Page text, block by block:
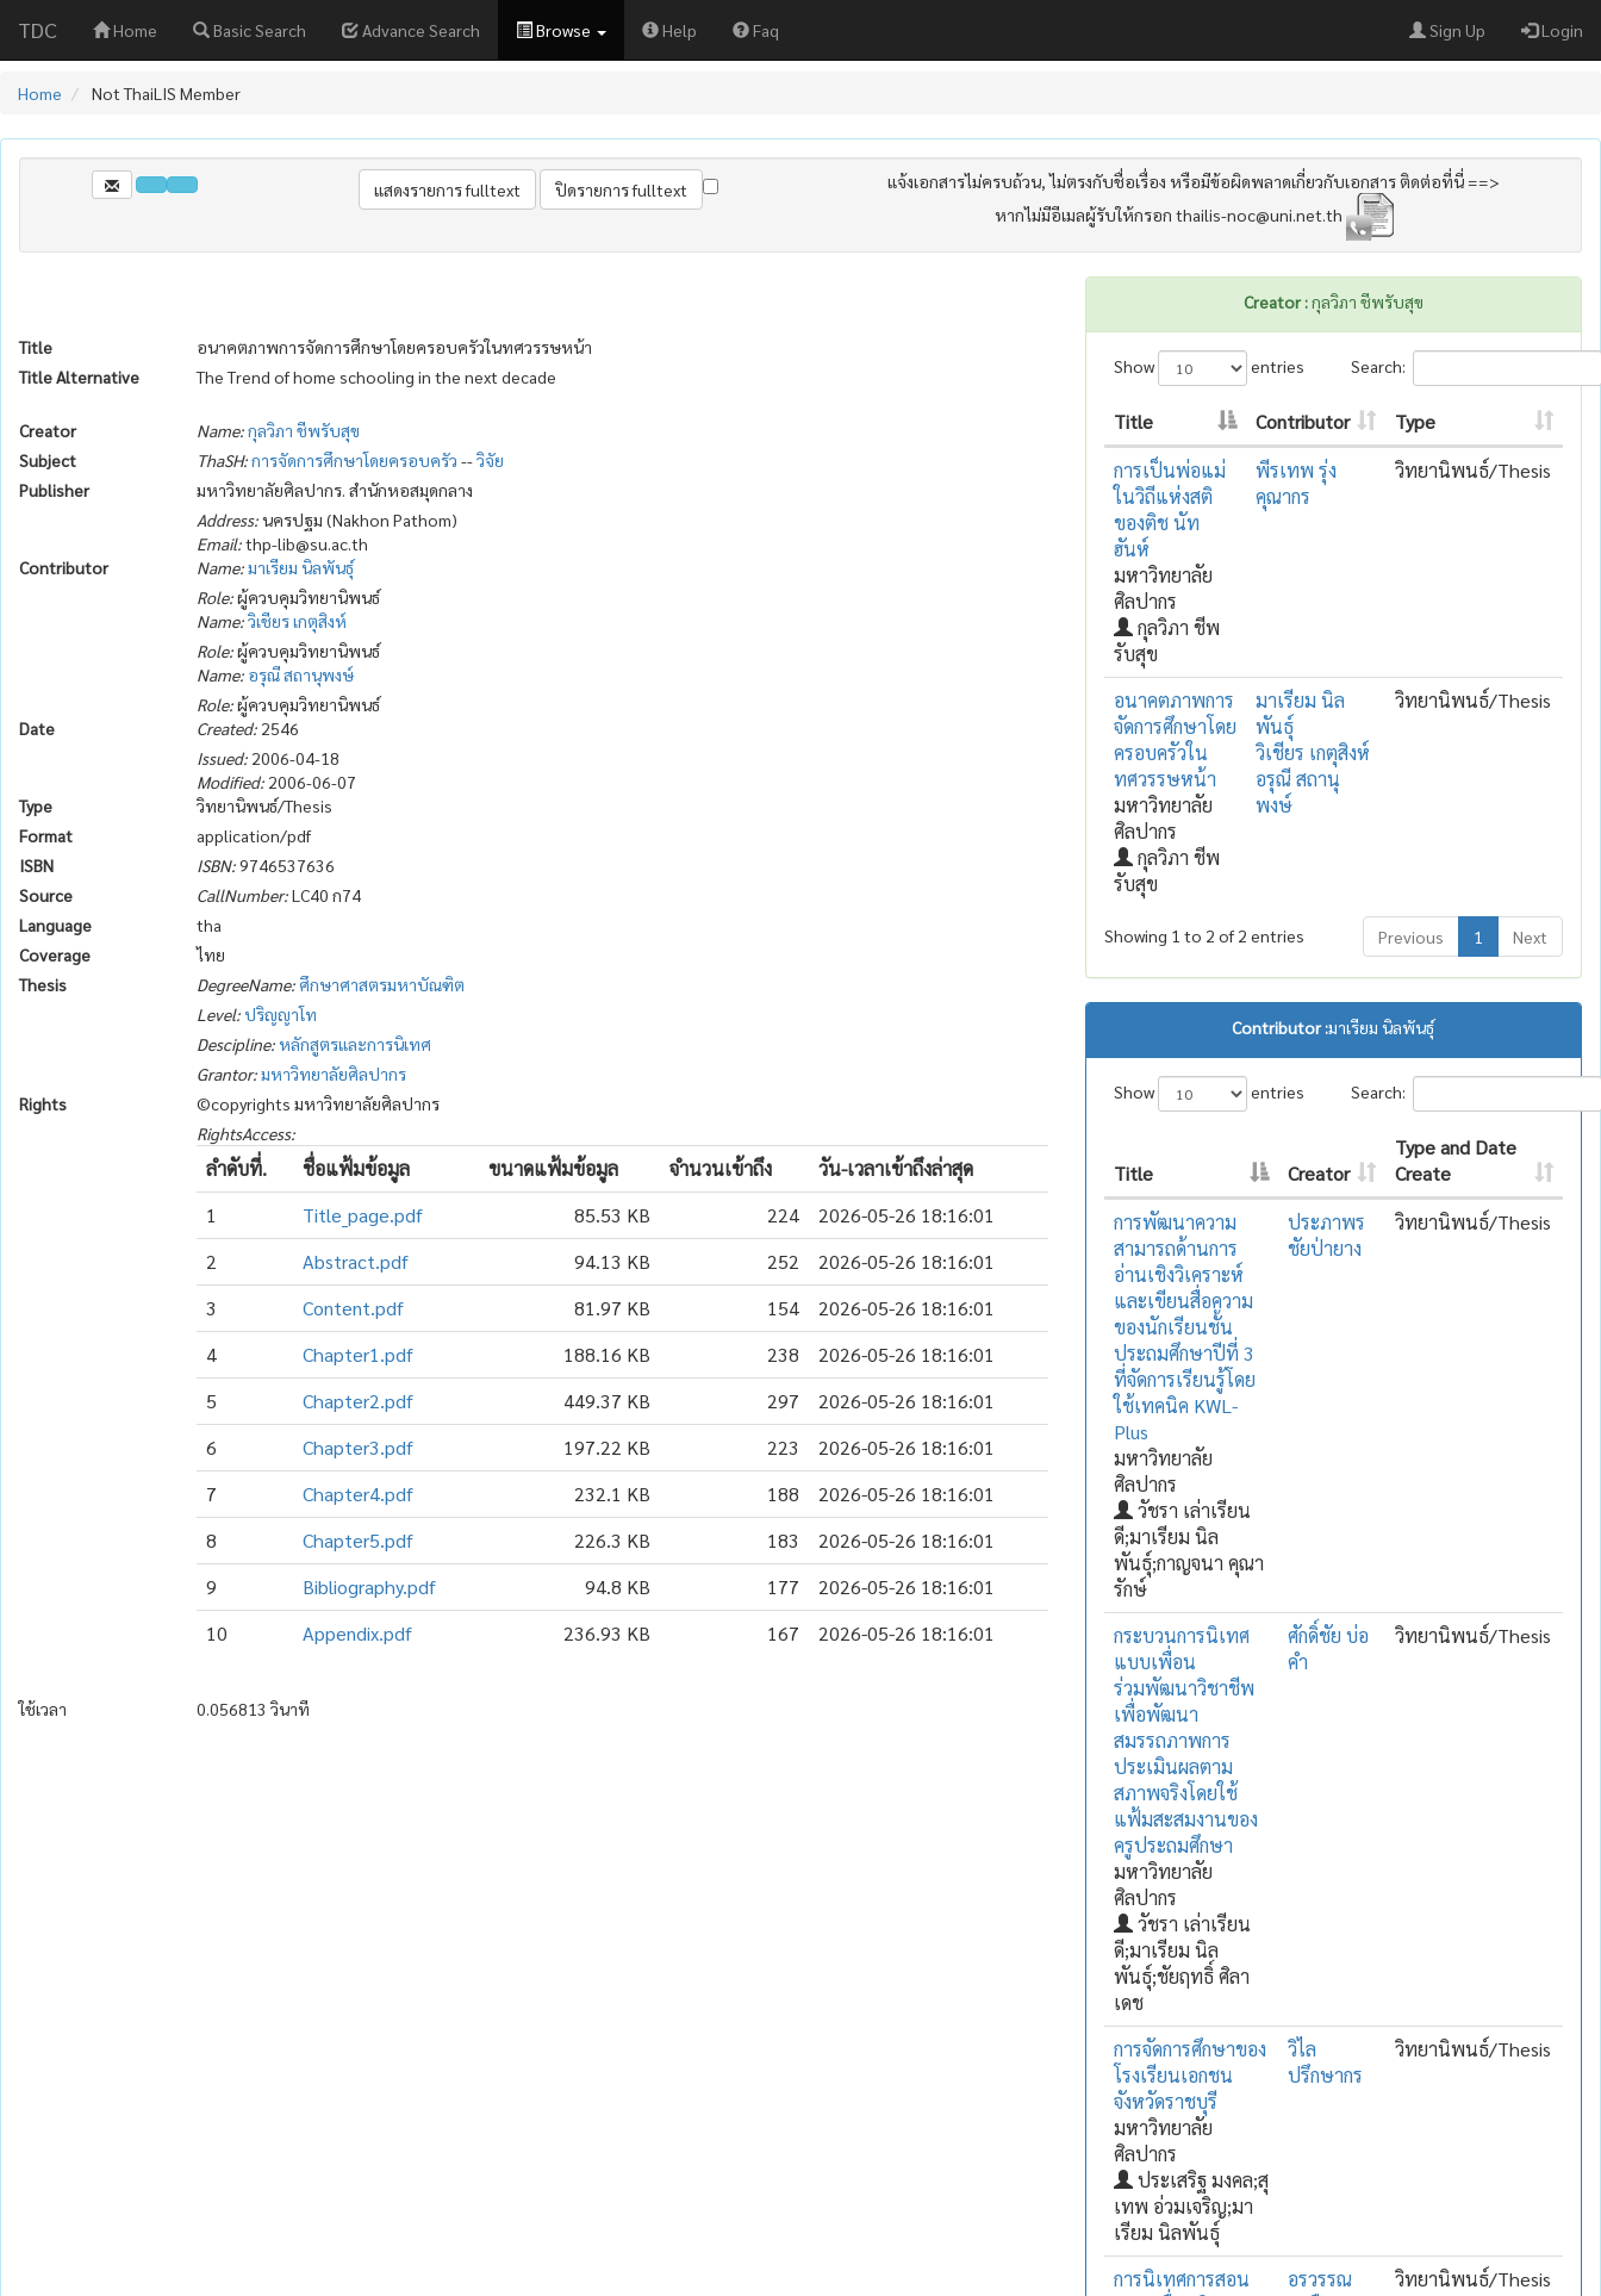
TDC Home Basic Search Advance Search Browse Help Faq Sign Up Login
Home Not ThaiLIS Member
แจ้งเอกสารไม่ครบถ้วน, ไม่ตรงกับชื่อเรื่อง หรือมีข้อผิดพลาดเกี่ยวกับเอกสาร ติดต่อที่นี่ ==>
หากไม่มีอีเมลผู้รับให้กรอก thailis-noc@uni.net.th
Title
อนาคตภาพการจัดการศึกษาโดยครอบครัวในทศวรรษหน้า
Title Alternative
The Trend of home schooling in the next decade
Creator Name:กุลวิภา ชีพรับสุข
Subject
ThaSH:การจัดการศึกษาโดยครอบครัว --วิจัย
Publisher
มหาวิทยาลัยศิลปากร. สำนักหอสมุดกลาง
Address:นครปฐม (Nakhon Pathom)
Email:thp-lib@su.ac.th
Contributor
Name:มาเรียม นิลพันธุ์
Role:ผู้ควบคุมวิทยานิพนธ์
Name:วิเชียร เกตุสิงห์
Role:ผู้ควบคุมวิทยานิพนธ์
Name: อรุณี สถานุพงษ์
Role:ผู้ควบคุมวิทยานิพนธ์
Date
Created: 2546
Issued: 2006-04-18
Modified: 2006-06-07
Type
วิทยานิพนธ์/Thesis
Format
application/pdf
ISBN
ISBN:9746537636
Source
CallNumber:LC40 ก74
Language
tha
Coverage
ไทย
Thesis
DegreeName: ศึกษาศาสตรมหาบัณฑิต
Level:ปริญญาโท
Descipline:หลักสูตรและการนิเทศ
Grantor:มหาวิทยาลัยศิลปากร
Rights
©copyrights มหาวิทยาลัยศิลปากร
RightsAccess:
ลำดับที่. ชื่อแฟ้มข้อมูล ขนาดแฟ้มข้อมูล จำนวนเข้าถึง
วัน-เวลาเข้าถึงล่าสุด
1
Title_page.pdf 85.53 KB 224
2026-05-26 18:16:01
2
Abstract.pdf 94.13 KB 252
2026-05-26 18:16:01
3
Content.pdf 81.97 KB 154
2026-05-26 18:16:01
4
Chapter1.pdf 188.16 KB 238
2026-05-26 18:16:01
5
Chapter2.pdf 449.37 KB 297
2026-05-26 18:16:01
6
Chapter3.pdf 197.22 KB 223
2026-05-26 18:16:01
7
Chapter4.pdf 232.1 KB 188
2026-05-26 18:16:01
8
Chapter5.pdf 226.3 KB 183
2026-05-26 18:16:01
9
Bibliography.pdf 94.8 KB 177
2026-05-26 18:16:01
10
Appendix.pdf 236.93 KB 167 2026-05-26 18:16:01
ใช้เวลา 0.056813 วินาที
Creator :กุลวิภา ชีพรับสุข
Show entries Search:
Title Contributor
Type
การเป็นพ่อแม่
ในวิถีแห่งสติ
ของติช นัท
ฮันห์
มหาวิทยาลัย
ศิลปากร
กุลวิภา ชีพ
รับสุข
พีรเทพ รุ่ง
คุณากร
วิทยานิพนธ์/Thesis
อนาคตภาพการ
จัดการศึกษาโดย
ครอบครัวใน
ทศวรรษหน้า
มหาวิทยาลัย
ศิลปากร
กุลวิภา ชีพ
รับสุข
มาเรียม นิล
พันธุ์
วิเชียร เกตุสิงห์
อรุณี สถานุ
พงษ์
วิทยานิพนธ์/Thesis
Showing 1 to 2 of 2 entries Previous 1 Next
Contributor :มาเรียม นิลพันธุ์
Show entries Search:
Title Creator
Type and Date
Create
การพัฒนาความ
สามารถด้านการ
อ่านเชิงวิเคราะห์
และเขียนสื่อความ
ของนักเรียนชั้น
ประถมศึกษาปีที่ 3
ที่จัดการเรียนรู้โดย
ใช้เทคนิค KWL-
Plus
มหาวิทยาลัย
ศิลปากร
วัชรา เล่าเรียน
ดี;มาเรียม นิล
พันธุ์;กาญจนา คุณา
รักษ์
ประภาพร
ชัยป่ายาง
วิทยานิพนธ์/Thesis
กระบวนการนิเทศ
แบบเพื่อน
ร่วมพัฒนาวิชาชีพ
เพื่อพัฒนา
สมรรถภาพการ
ประเมินผลตาม
สภาพจริงโดยใช้
แฟ้มสะสมงานของ
ครูประถมศึกษา
มหาวิทยาลัย
ศิลปากร
วัชรา เล่าเรียน
ดี;มาเรียม นิล
พันธุ์;ชัยฤทธิ์ ศิลา
เดช
ศักดิ์ชัย บ่อ
คำ
วิทยานิพนธ์/Thesis
การจัดการศึกษาของ
โรงเรียนเอกชน
จังหวัดราชบุรี
มหาวิทยาลัย
ศิลปากร
ประเสริฐ มงคล;สุ
เทพ อ่วมเจริญ;มา
เรียม นิลพันธุ์
วิไล
ปรึกษากร
วิทยานิพนธ์/Thesis
การนิเทศการสอน
อรวรรณ
วิทยานิพนธ์/Thesis